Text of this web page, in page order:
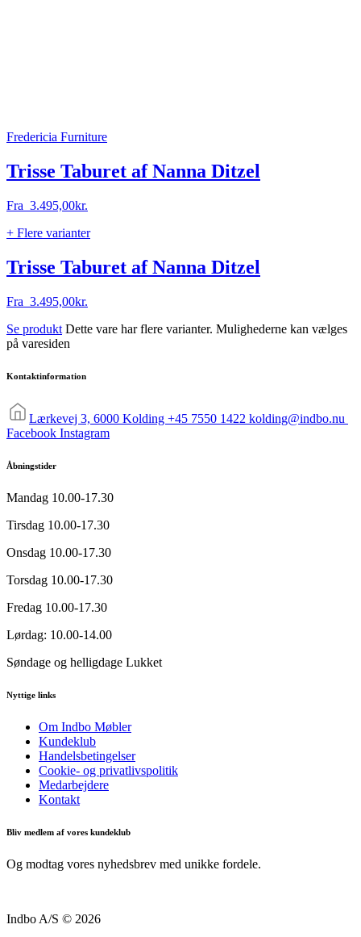
Fredericia Furniture
Trisse Taburet af Nanna Ditzel
Fra 3.495,00kr.
+ Flere varianter
Trisse Taburet af Nanna Ditzel
Fra 3.495,00kr.
Se produkt Dette vare har flere varianter. Mulighederne kan vælges
på varesiden
Kontaktinformation
Lærkevej 3, 6000 Kolding +45 7550 1422 kolding@indbo.nu
Facebook Instagram
Åbningstider
Mandag 10.00-17.30
Tirsdag 10.00-17.30
Onsdag 10.00-17.30
Torsdag 10.00-17.30
Fredag 10.00-17.30
Lørdag: 10.00-14.00
Søndage og helligdage Lukket
Nyttige links
Om Indbo Møbler
Kundeklub
Handelsbetingelser
Cookie- og privatlivspolitik
Medarbejdere
Kontakt
Bliv medlem af vores kundeklub
Og modtag vores nyhedsbrev med unikke fordele.
Indbo A/S © 2026